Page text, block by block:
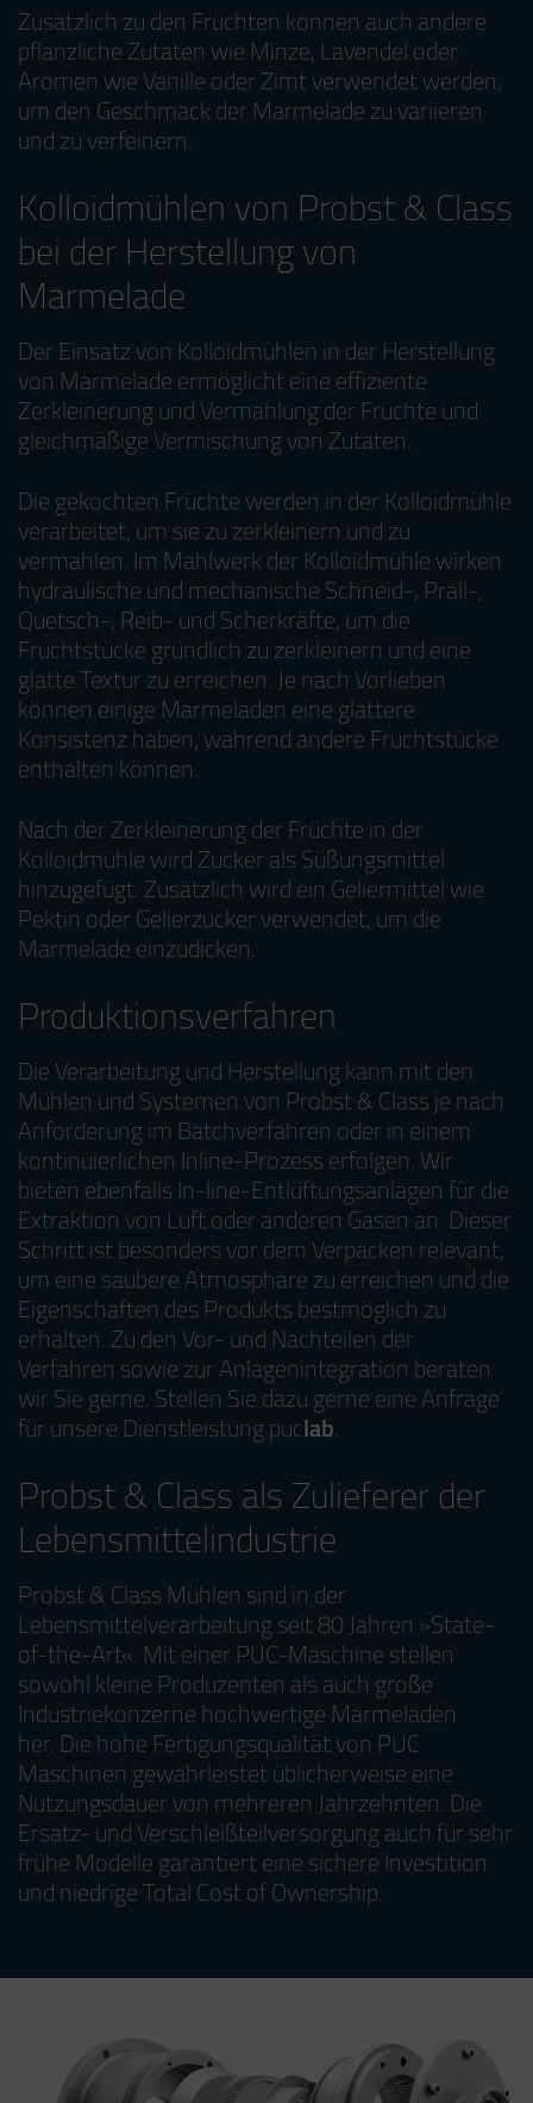
Zusätzlich zu den Früchten können auch andere
pflanzliche Zutaten wie Minze, Lavendel oder
Aromen wie Vanille oder Zimt verwendet werden,
um den Geschmack der Marmelade zu variieren
und zu verfeinern.
Kolloidmühlen von Probst & Class
bei der Herstellung von
Marmelade
Der Einsatz von Kolloidmühlen in der Herstellung
von Marmelade ermöglicht eine effiziente
Zerkleinerung und Vermahlung der Früchte und
gleichmäßige Vermischung von Zutaten.
Die gekochten Früchte werden in der Kolloidmühle
verarbeitet, um sie zu zerkleinern und zu
vermahlen. Im Mahlwerk der Kolloidmühle wirken
hydraulische und mechanische Schneid-, Prall-,
Quetsch-, Reib- und Scherkräfte, um die
Fruchtstücke gründlich zu zerkleinern und eine
glatte Textur zu erreichen. Je nach Vorlieben
können einige Marmeladen eine glattere
Konsistenz haben, während andere Fruchtstücke
enthalten können.
Nach der Zerkleinerung der Früchte in der
Kolloidmühle wird Zucker als Süßungsmittel
hinzugefügt. Zusätzlich wird ein Geliermittel wie
Pektin oder Gelierzucker verwendet, um die
Marmelade einzudicken.
Produktionsverfahren
Die Verarbeitung und Herstellung kann mit den
Mühlen und Systemen von Probst & Class je nach
Anforderung im Batchverfahren oder in einem
kontinuierlichen Inline-Prozess erfolgen. Wir
bieten ebenfalls In-line-Entlüftungsanlagen für die
Extraktion von Luft oder anderen Gasen an. Dieser
Schritt ist besonders vor dem Verpacken relevant,
um eine saubere Atmosphäre zu erreichen und die
Eigenschaften des Produkts bestmöglich zu
erhalten. Zu den Vor- und Nachteilen der
Verfahren sowie zur Anlagenintegration beraten
wir Sie gerne. Stellen Sie dazu gerne eine Anfrage
für unsere Dienstleistung puclab.
Probst & Class als Zulieferer der
Lebensmittelindustrie
Probst & Class Mühlen sind in der
Lebensmittelverarbeitung seit 80 Jahren »State-
of-the-Art«. Mit einer PUC-Maschine stellen
sowohl kleine Produzenten als auch große
Industriekonzerne hochwertige Marmeladen
her. Die hohe Fertigungsqualität von PUC
Maschinen gewährleistet üblicherweise eine
Nutzungsdauer von mehreren Jahrzehnten. Die
Ersatz- und Verschleißteilversorgung auch für sehr
frühe Modelle garantiert eine sichere Investition
und niedrige Total Cost of Ownership.